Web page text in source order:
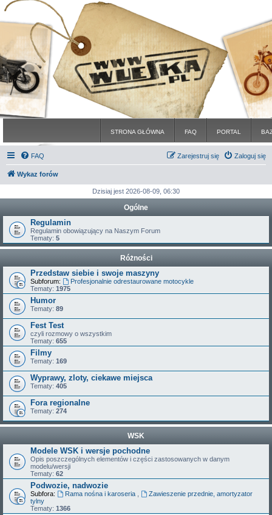
STRONA GŁÓWNA FAQ PORTAL
FAQ Zaloguj się
Zarejestruj się
Wykaz forów
Dzisiaj jest 2026-08-09, 06:30
Ogólne
Regulamin
Regulamin obowiązujący na Naszym Forum
Tematy: 5
Różności
Przedstaw siebie i swoje maszyny
Subforum:
Profesjonalnie odrestaurowane motocykle
Tematy: 1975
Humor
Tematy: 89
Fest Test
czyli rozmowy o wszystkim
Tematy: 655
Filmy
Tematy: 169
Wyprawy, zloty, ciekawe miejsca
Tematy: 405
Fora regionalne
Tematy: 274
WSK
Modele WSK i wersje pochodne
Opis poszczególnych elementów i części zastosowanych w danym
modelu/wersji
Tematy: 62
Podwozie, nadwozie
Subfora: Rama nośna i karoseria
Zawieszenie przednie, amortyzator
tylny
Tematy: 1366